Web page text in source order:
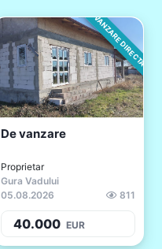
VANZARE DIRECTA
De vanzare
Proprietar
Gura Vadului
05.08.2026
811
40.000 EUR